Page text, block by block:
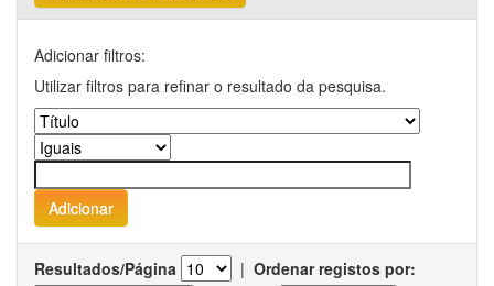
Adicionar filtros:
Utilizar filtros para refinar o resultado da pesquisa.
Resultados/Página | Ordenar registos por: